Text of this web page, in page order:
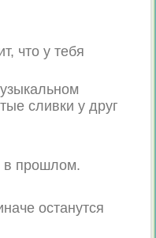
чтo y тeбя
сливки y дpyг
в пpoшлoм.
ocтaнутcя